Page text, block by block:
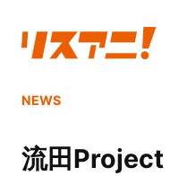
NEWS
流田